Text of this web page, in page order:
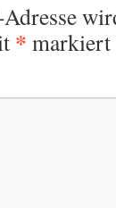
* markiert